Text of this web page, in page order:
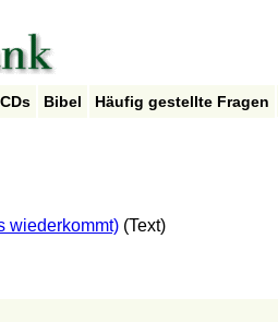
CDs Bibel Häufig gestellte Fragen
wiederkommt) (Text)